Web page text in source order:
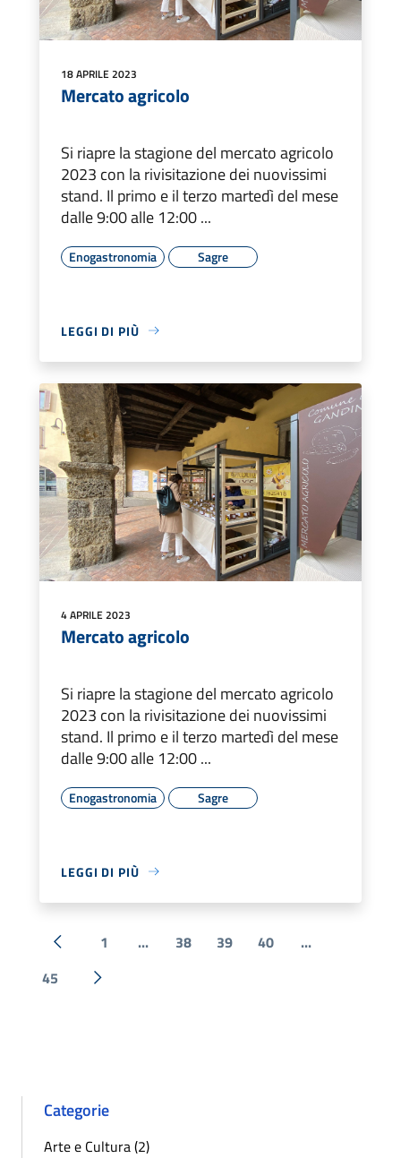
18 APRILE 2023
Mercato agricolo
Si riapre la stagione del mercato agricolo
2023 con la rivisitazione dei nuovissimi
stand. Il primo e il terzo martedì del mese
dalle 9:00 alle 12:00 ...
Enogastronomia Sagre
LEGGI DI PIÙ
4 APRILE 2023
Mercato agricolo
Si riapre la stagione del mercato agricolo
2023 con la rivisitazione dei nuovissimi
stand. Il primo e il terzo martedì del mese
dalle 9:00 alle 12:00 ...
Enogastronomia Sagre
LEGGI DI PIÙ
« Precedente
1 ... 38 39 40
...
45
Successiva »
Categorie
Arte e Cultura (2)